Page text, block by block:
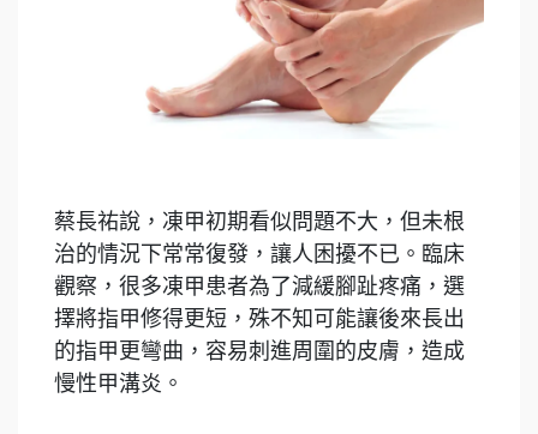
蔡長祐說，凍甲初期看似問題不大，但未根
治的情況下常常復發，讓人困擾不已。臨床
觀察，很多凍甲患者為了減緩腳趾疼痛，選
擇將指甲修得更短，殊不知可能讓後來長出
的指甲更彎曲，容易刺進周圍的皮膚，造成
慢性甲溝炎。